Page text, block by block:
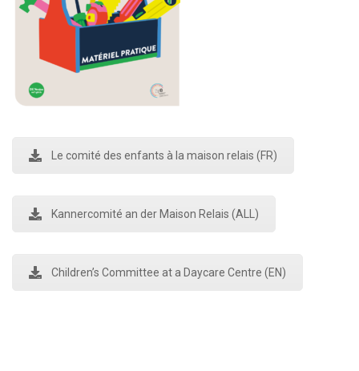
Le comité des enfants à la maison relais (FR)
Kannercomité an der Maison Relais (ALL)
Children’s Committee at a Daycare Centre (EN)